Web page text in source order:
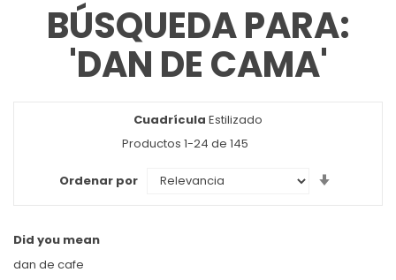
BÚSQUEDA PARA:
'DAN DE CAMA'
Ver
como
Cuadrícula Estilizado
Productos 1-24 de 145
Ordenar por
Did you mean
dan de cafe